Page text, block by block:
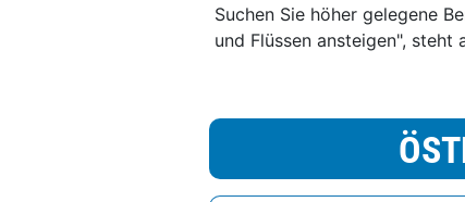
Suchen Sie höher gelegene
und Flüssen ansteigen", steht